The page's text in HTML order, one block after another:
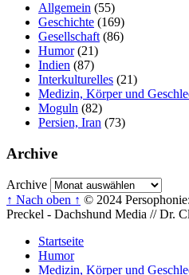
Allgemein (55)
Geschichte (169)
Gesellschaft (86)
Humor(21)
Indien (87)
Interkulturelles (21)
Medizin, Körper und
Moguln (82)
Persien, Iran (73)
Archive
Archive
↑ Nach oben ↑ © 2024
Preckel - Dachshund Media // Dr.
Startseite
Humor
Medizin, Körper und